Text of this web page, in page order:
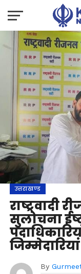
उत्तराखण्ड
राष्ट्रवादी
सुलोचना
जिम्मेदारियां
By